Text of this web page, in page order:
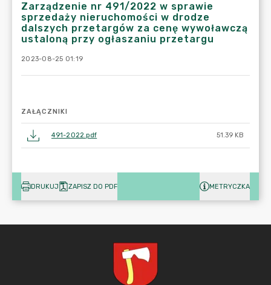
Zarządzenie nr 491/2022 w sprawie
sprzedaży nieruchomości w drodze
dalszych przetargów za cenę wywoławczą
ustaloną przy ogłaszaniu przetargu
2023-08-25 01:19
ZAŁĄCZNIKI
491-2022.pdf 51.39 KB
DRUKUJ ZAPISZ DO PDF METRYCZKA